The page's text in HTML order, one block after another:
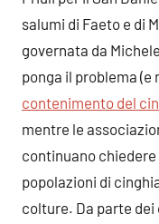
salumi di Faeto e di
governata da
ponga il problema (e
contenimento del
mentre le
continuano
popolazioni di
colture. Da parte dei